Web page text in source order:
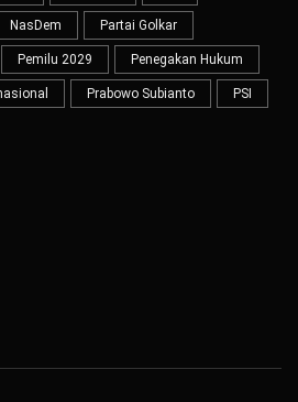
NasDem Partai Golkar
Pemilu 2029 Penegakan Hukum
Prabowo Subianto PSI